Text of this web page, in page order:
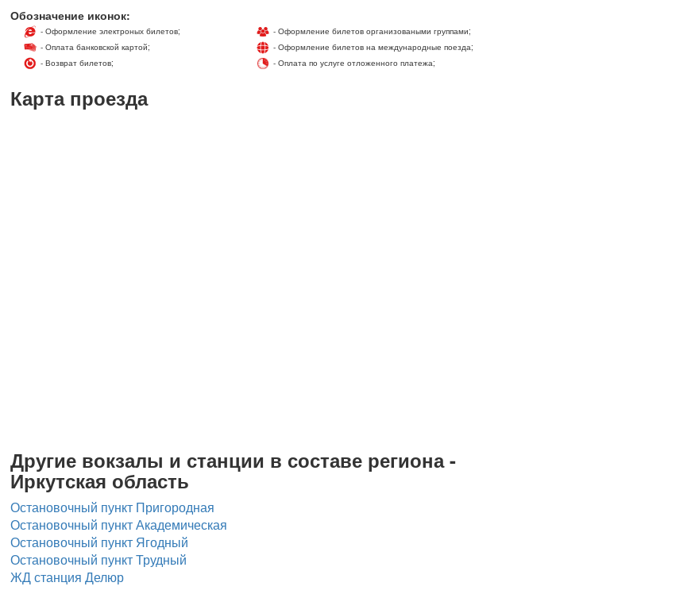
Обозначение иконок:
- Оформление электроных билетов;
- Оплата банковской картой;
- Возврат билетов;
- Оформление билетов организоваными группами;
- Оформление билетов на международные поезда;
- Оплата по услуге отложенного платежа;
Карта проезда
Другие вокзалы и станции в составе региона -
Иркутская область
Остановочный пункт Пригородная
Остановочный пункт Академическая
Остановочный пункт Ягодный
Остановочный пункт Трудный
ЖД станция Делюр